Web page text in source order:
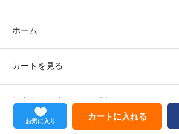
お気に入り カートに入れる
ホーム
カートを見る
特定商取引法に基づく表記